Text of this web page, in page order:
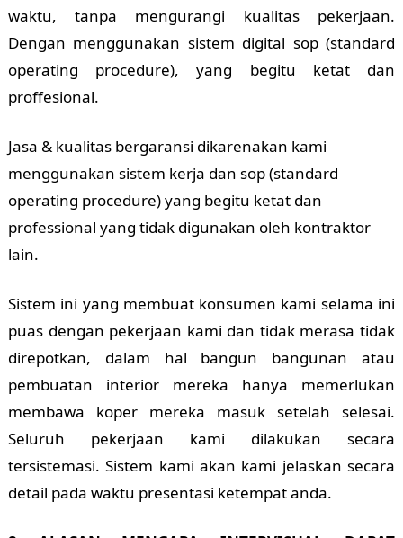
waktu, tanpa mengurangi kualitas pekerjaan.
Dengan menggunakan sistem digital sop (standard
operating procedure), yang begitu ketat dan
proffesional.
Jasa & kualitas bergaransi dikarenakan kami
menggunakan sistem kerja dan sop (standard
operating procedure) yang begitu ketat dan
professional yang tidak digunakan oleh kontraktor
lain.
Sistem ini yang membuat konsumen kami selama ini
puas dengan pekerjaan kami dan tidak merasa tidak
direpotkan, dalam hal bangun bangunan atau
pembuatan interior mereka hanya memerlukan
membawa koper mereka masuk setelah selesai.
Seluruh pekerjaan kami dilakukan secara
tersistemasi. Sistem kami akan kami jelaskan secara
detail pada waktu presentasi ketempat anda.